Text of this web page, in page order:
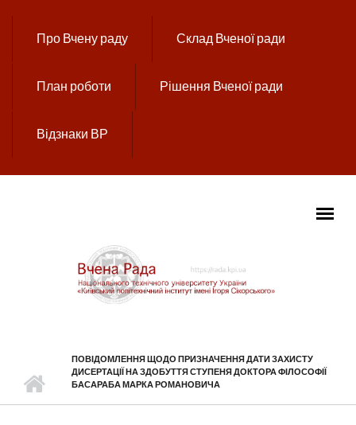
Про Вчену раду Склад Вченої ради
План роботи Рішення Вченої ради
Відзнаки ВР
ПОВІДОМЛЕННЯ ЩОДО ПРИЗНАЧЕННЯ ДАТИ ЗАХИСТУ
ДИСЕРТАЦІЇ НА ЗДОБУТТЯ СТУПЕНЯ ДОКТОРА ФІЛОСОФІЇ
БАСАРАБА МАРКА РОМАНОВИЧА